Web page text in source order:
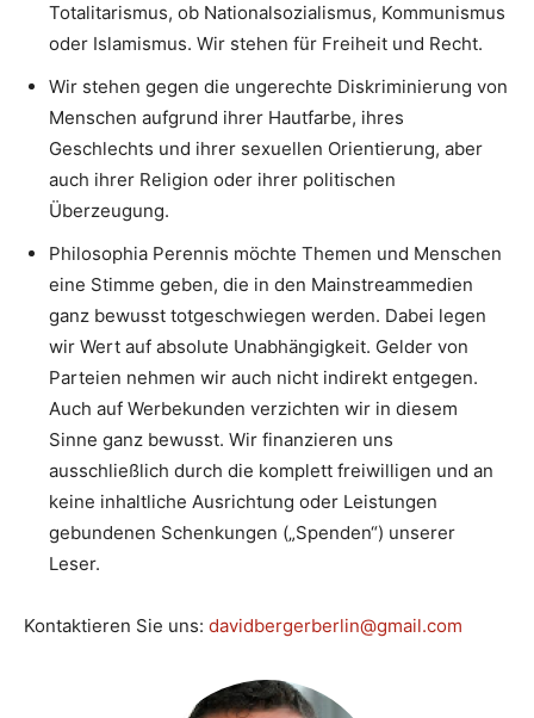
Totalitarismus, ob Nationalsozialismus, Kommunismus
oder Islamismus. Wir stehen für Freiheit und Recht.
Wir stehen gegen die ungerechte Diskriminierung von
Menschen aufgrund ihrer Hautfarbe, ihres
Geschlechts und ihrer sexuellen Orientierung, aber
auch ihrer Religion oder ihrer politischen
Überzeugung.
Philosophia Perennis möchte Themen und Menschen
eine Stimme geben, die in den Mainstreammedien
ganz bewusst totgeschwiegen werden. Dabei legen
wir Wert auf absolute Unabhängigkeit. Gelder von
Parteien nehmen wir auch nicht indirekt entgegen.
Auch auf Werbekunden verzichten wir in diesem
Sinne ganz bewusst. Wir finanzieren uns
ausschließlich durch die komplett freiwilligen und an
keine inhaltliche Ausrichtung oder Leistungen
gebundenen Schenkungen („Spenden“) unserer
Leser.
Kontaktieren Sie uns: davidbergerberlin@gmail.com